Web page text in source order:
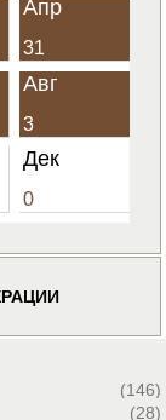
Апр
31
Авг
3
Дек
0
(146)
(28)